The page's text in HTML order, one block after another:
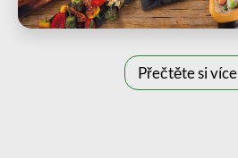
Přečtěte si více